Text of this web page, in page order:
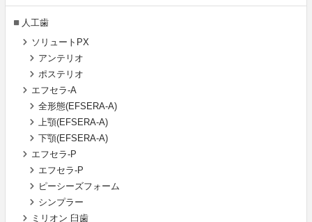
人工歯
ソリュートPX
アンテリオ
ポステリオ
エフセラ-A
全形態(EFSERA-A)
上顎(EFSERA-A)
下顎(EFSERA-A)
エフセラ-P
エフセラ-P
ピーシーズフォーム
シンプラー
ミリオン 臼歯